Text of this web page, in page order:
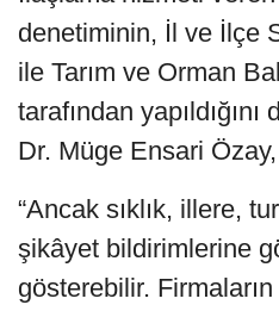
denetiminin, İl ve İlçe
ile Tarım ve Orman
tarafından
Dr. Müge Ensari
“Ancak sıklık, illere,
şikâyet bildirimlerine
gösterebilir.